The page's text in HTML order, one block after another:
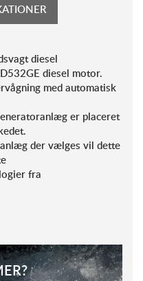
diesel
diesel motor.
med automatisk
er placeret
der vælges vil dette
fra